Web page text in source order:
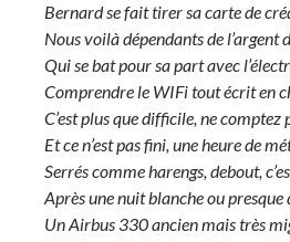
Bernard se fait tirer sa carte de
Nous voilà dépendants de l’argent
Qui se bat pour sa part avec
Comprendre le WIFi tout écrit en
C’est plus que difficile, ne comptez
Et ce n’est pas fini, une heure de
Serrés comme harengs, debout,
Après une nuit blanche ou presque
Un Airbus 330 ancien mais très